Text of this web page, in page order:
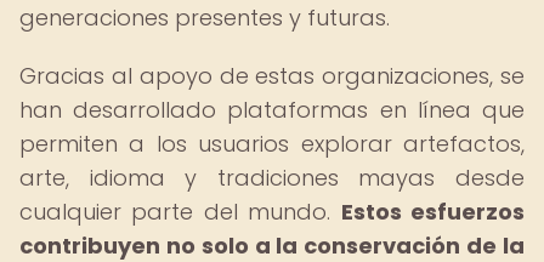
generaciones presentes y futuras.
Gracias al apoyo de estas organizaciones, se
han desarrollado plataformas en línea que
permiten a los usuarios explorar artefactos,
arte, idioma y tradiciones mayas desde
cualquier parte del mundo. Estos esfuerzos
contribuyen no solo a la conservación de la